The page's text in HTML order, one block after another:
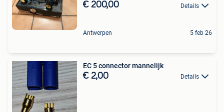
€ 200,00 Details
Antwerpen 5 feb 26
EC 5 connector mannelijk
€ 2,00 Details